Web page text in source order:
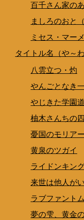
百千さん家の
ましろのおと（
ミセス・マー
タイトル名（や～
八雲立つ・灼
やんごとなき
やじきた学園
柚木さんちの
憂国のモリア
黄泉のツガイ
ライドンキン
来世は他人が
ラブファントム
夢の雫、黄金